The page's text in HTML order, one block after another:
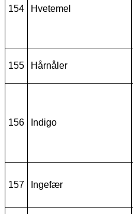
154 Hvetemel
155 Hårnåler
156 Indigo
157 Ingefær